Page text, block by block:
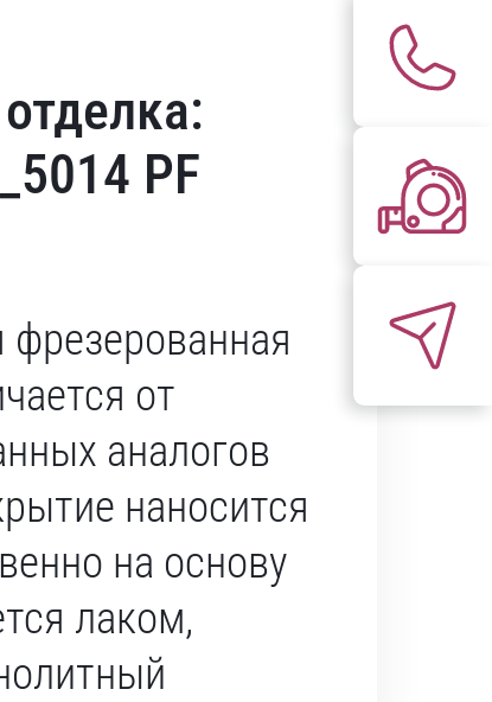
PF
от
аналогов
наносится
на основу
лаком,